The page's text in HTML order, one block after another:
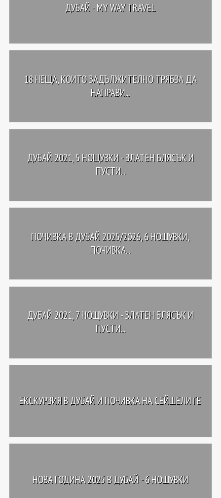
ДУБАЙ - MY WAY TRAVEL
18 НЕЩА, КОИТО ЗАДЪЛЖИТЕЛНО ТРЯБВА ДА
НАПРАВИ...
ДУБАЙ 2021, 5 НОЩУВКИ - ЗЛАТЕН БЛЯСЪК И
ПУСТИ...
ПОЧИВКА В ДУБАЙ 2025/2026, 6 НОЩУВКИ,
ПОЧИВКА...
ДУБАЙ 2021, 7 НОЩУВКИ - ЗЛАТЕН БЛЯСЪК И
ПУСТИ...
ЕКСКУРЗИЯ В ДУБАЙ И ПОЧИВКА НА СЕЙШЕЛИТЕ
НОВА ГОДИНА 2025 В ДУБАЙ - 6 НОЩУВКИ